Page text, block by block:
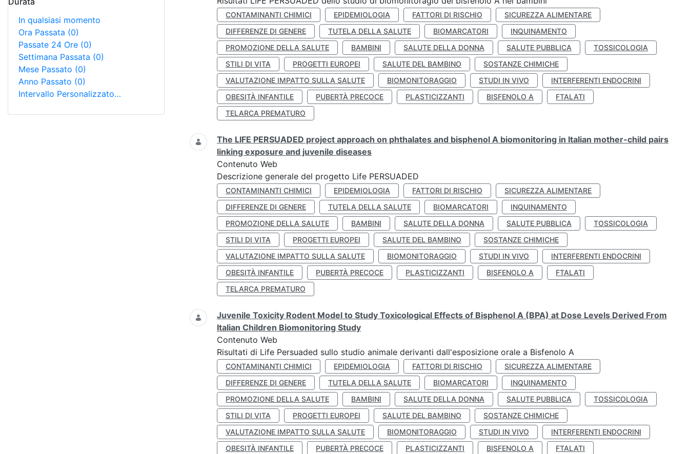
In qualsiasi momento
Ora Passata (0)
Passate 24 Ore (0)
Settimana Passata (0)
Mese Passato (0)
Anno Passato (0)
Intervallo Personalizzato…
CONTAMINANTI CHIMICI EPIDEMIOLOGIA FATTORI DI RISCHIO
SICUREZZA ALIMENTARE
DIFFERENZE DI GENERE
TUTELA DELLA SALUTE BIOMARCATORI
INQUINAMENTO
PROMOZIONE DELLA SALUTE
BAMBINI SALUTE DELLA DONNA SALUTE PUBBLICA
TOSSICOLOGIA
STILI DI VITA
PROGETTI EUROPEI SALUTE DEL BAMBINO
SOSTANZE CHIMICHE
VALUTAZIONE IMPATTO SULLA SALUTE
BIOMONITORAGGIO STUDI IN VIVO
INTERFERENTI ENDOCRINI
OBESITÀ INFANTILE
PUBERTÀ PRECOCE PLASTICIZZANTI BISFENOLO A
FTALATI
TELARCA PREMATURO
The LIFE PERSUADED project approach on phthalates and bisphenol A biomonitoring in Italian mother-child pairs
linking exposure and juvenile diseases
Contenuto Web
Descrizione generale del progetto Life PERSUADED
CONTAMINANTI CHIMICI EPIDEMIOLOGIA FATTORI DI RISCHIO
SICUREZZA ALIMENTARE
DIFFERENZE DI GENERE
TUTELA DELLA SALUTE BIOMARCATORI
INQUINAMENTO
PROMOZIONE DELLA SALUTE
BAMBINI SALUTE DELLA DONNA SALUTE PUBBLICA
TOSSICOLOGIA
STILI DI VITA
PROGETTI EUROPEI SALUTE DEL BAMBINO
SOSTANZE CHIMICHE
VALUTAZIONE IMPATTO SULLA SALUTE
BIOMONITORAGGIO STUDI IN VIVO
INTERFERENTI ENDOCRINI
OBESITÀ INFANTILE
PUBERTÀ PRECOCE PLASTICIZZANTI BISFENOLO A
FTALATI
TELARCA PREMATURO
Juvenile Toxicity Rodent Model to Study Toxicological Effects of Bisphenol A (BPA) at Dose Levels Derived From
Italian Children Biomonitoring Study
Contenuto Web
Risultati di Life Persuaded sullo studio animale derivanti dall'esposizione orale a Bisfenolo A
CONTAMINANTI CHIMICI EPIDEMIOLOGIA FATTORI DI RISCHIO
SICUREZZA ALIMENTARE
DIFFERENZE DI GENERE
TUTELA DELLA SALUTE BIOMARCATORI
INQUINAMENTO
PROMOZIONE DELLA SALUTE
BAMBINI SALUTE DELLA DONNA SALUTE PUBBLICA
TOSSICOLOGIA
STILI DI VITA
PROGETTI EUROPEI SALUTE DEL BAMBINO
SOSTANZE CHIMICHE
VALUTAZIONE IMPATTO SULLA SALUTE
BIOMONITORAGGIO STUDI IN VIVO
INTERFERENTI ENDOCRINI
OBESITÀ INFANTILE
PUBERTÀ PRECOCE PLASTICIZZANTI BISFENOLO A
FTALATI